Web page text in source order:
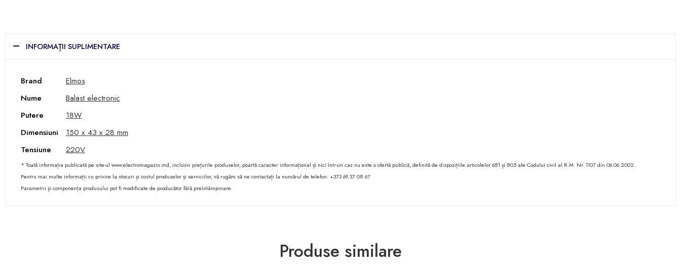
INFORMAȚII SUPLIMENTARE
Brand
Elmos
Nume
Balast electronic
Putere
18W
Dimensiuni
150 x 43 x 28 mm
Tensiune
220V
* Toată informația publicată pe site-ul www.electromagazin.md, inclusiv prețurile produselor, poartă caracter informațional și nici într-un caz nu este o ofertă publică, definită de dispozițiile articolelor 681 și 805 ale Codului civil al R.M. Nr. 1107 din 06.06.2002.
Pentru mai multe informații cu privire la stocuri și costul produselor și serviciilor, vă rugăm să ne contactați la numărul de telefon: +373 69 37 08 67
Parametrii și componența produsului pot fi modificate de producător fără preîntâmpinare.
Produse similare